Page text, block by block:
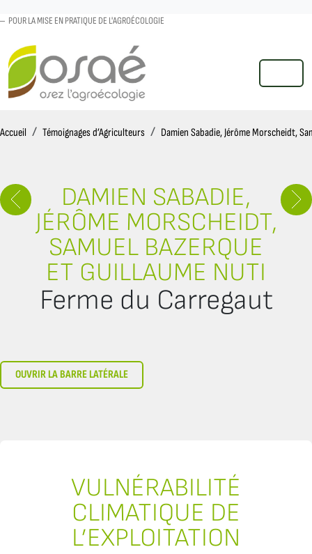
POUR LA MISE EN PRATIQUE DE L'AGROÉCOLOGIE
MENU
Accueil AccueilTémoignages d’Agriculteurs Damien Sabadie, Jérôme Morscheidt,
DAMIEN SABADIE,
JÉRÔME MORSCHEIDT,
SAMUEL BAZERQUE
ET GUILLAUME NUTI
Ferme du Carregaut
OUVRIR LA BARRE LATÉRALE
VULNÉRABILITÉ
CLIMATIQUE DE
L’EXPLOITATION